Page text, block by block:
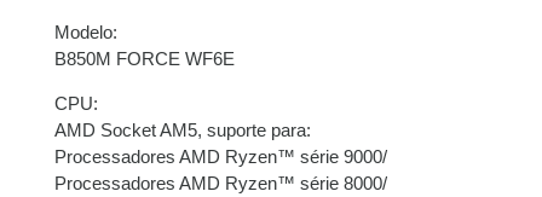
5x deR$308,25com
6x deR$258,40 com
juros
Modelo:
B850M FORCE WF6E
CPU:
AMD Socket AM5, suporte para:
Processadores AMD Ryzen™ série 9000/
Processadores AMD Ryzen™ série 8000/